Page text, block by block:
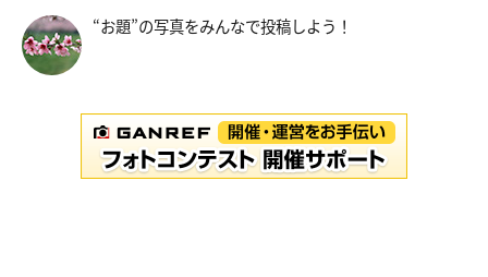
“お題”の写真をみんなで投稿しよう！